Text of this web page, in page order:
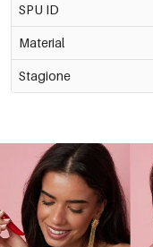
SPU ID
Material
Stagione